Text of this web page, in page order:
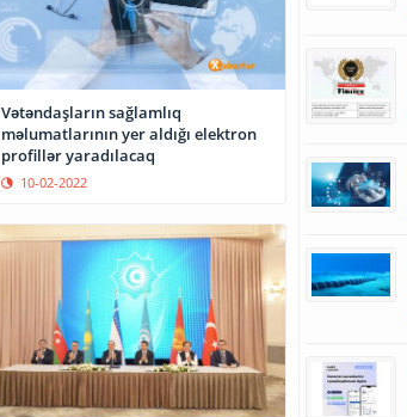
Vətəndaşların sağlamlıq
məlumatlarının yer aldığı elektron
profillər yaradılacaq
10-02-2022